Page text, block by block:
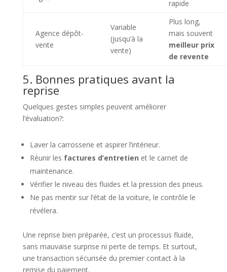
rapide
Agence dépôt-
vente
Variable
(jusqu’à la
vente)
Plus long,
mais souvent
meilleur prix
de revente
5. Bonnes pratiques avant la
reprise
Quelques gestes simples peuvent améliorer
l’évaluation?:
Laver la carrosserie et aspirer l’intérieur.
Réunir les factures d’entretien et le carnet de
maintenance.
Vérifier le niveau des fluides et la pression des pneus.
Ne pas mentir sur l’état de la voiture, le contrôle le
révélera.
Une reprise bien préparée, c’est un processus fluide,
sans mauvaise surprise ni perte de temps. Et surtout,
une transaction sécurisée du premier contact à la
remise du paiement.